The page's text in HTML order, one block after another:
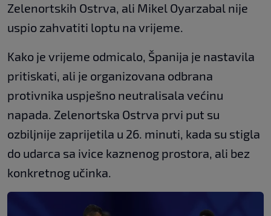
Zelenortskih Ostrva, ali Mikel Oyarzabal nije
uspio zahvatiti loptu na vrijeme.
Kako je vrijeme odmicalo, Španija je nastavila
pritiskati, ali je organizovana odbrana
protivnika uspješno neutralisala većinu
napada. Zelenortska Ostrva prvi put su
ozbiljnije zaprijetila u 26. minuti, kada su stigla
do udarca sa ivice kaznenog prostora, ali bez
konkretnog učinka.